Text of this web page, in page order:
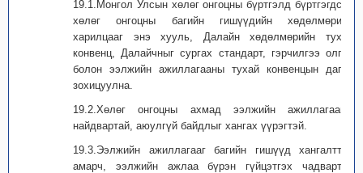
19.1.Монгол Улсын хөлөг онгоцны бүртгэлд бүртгэгдсэн
хөлөг онгоцны багийн гишүүдийн хөдөлмөрийн
харилцааг энэ хууль, Далайн хөдөлмөрийн тухай
конвенц, Далайчныг сургах стандарт, гэрчилгээ олгох
болон ээлжийн ажиллагааны тухай конвенцын дагуу
зохицуулна.
19.2.Хөлөг онгоцны ахмад ээлжийн ажиллагааны
найдвартай, аюулгүй байдлыг хангах үүрэгтэй.
19.3.Ээлжийн ажиллагааг багийн гишүүд хангалттай
амарч, ээлжийн ажлаа бүрэн гүйцэтгэх чадвартай